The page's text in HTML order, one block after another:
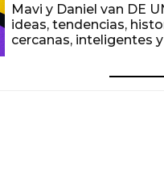
Mavi y Daniel van DE
ideas, tendencias,
cercanas, inteligentes